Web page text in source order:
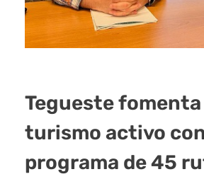
Tegueste fomenta
turismo activo
programa de 45